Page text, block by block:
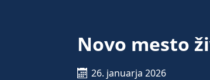
Novo mesto
26. januarja 2026